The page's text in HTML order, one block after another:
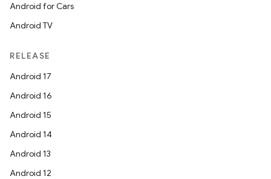
Android for Cars
Android TV
RELEASE
Android 17
Android 16
Android 15
Android 14
Android 13
Android 12